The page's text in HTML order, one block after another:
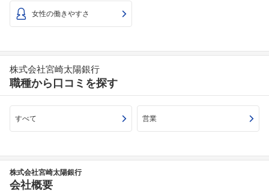
女性の働きやすさ
株式会社宮崎太陽銀行
職種から口コミを探す
すべて 営業
株式会社宮崎太陽銀行
会社概要